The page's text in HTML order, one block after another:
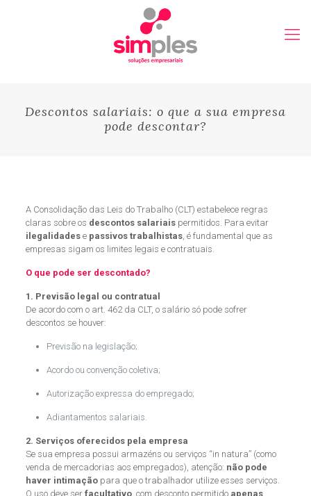
Descontos salariais: o que a sua empresa
pode descontar?
A Consolidação das Leis do Trabalho (CLT) estabelece regras
claras sobre os descontos salariaispermitidos. Para evitar
ilegalidadese passivos trabalhistas, é fundamental que as
empresas sigam os limites legais e contratuais.
O que pode ser descontado?
1. Previsão legal ou contratual
De acordo com o art. 462 da CLT, o salário só pode sofrer
descontos se houver:
Previsão na legislação;
Acordo ou convenção coletiva;
Autorização expressa do empregado;
Adiantamentos salariais.
2. Serviços oferecidos pela empresa
Se sua empresa possui armazéns ou serviços “in natura” (como
venda de mercadorias aos empregados), atenção: não pode
haver intimação para que o trabalhador utilize esses serviços.
O uso deve ser facultativo, com desconto permitido apenas